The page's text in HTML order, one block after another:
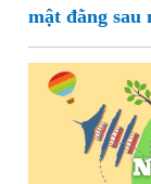
mật đằng sau